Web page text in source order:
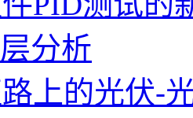
分析
上的光伏-